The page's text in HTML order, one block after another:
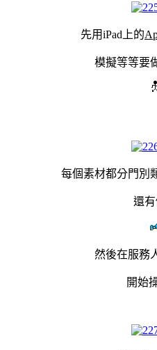
先用iPad上的
模擬等等要
每個素材都分門別
還
然後在服務
開始